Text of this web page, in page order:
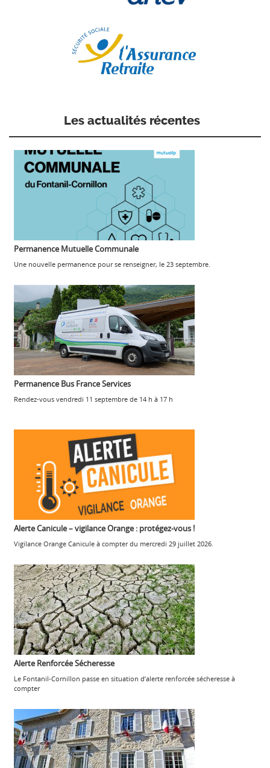
Les actualités récentes
Permanence Mutuelle Communale
Une nouvelle permanence pour se renseigner, le 23 septembre.
Permanence Bus France Services
Rendez-vous vendredi 11 septembre de 14 h à 17 h
Alerte Canicule – vigilance Orange : protégez-vous !
Vigilance Orange Canicule à compter du mercredi 29 juillet 2026.
Alerte Renforcée Sécheresse
Le Fontanil-Cornillon passe en situation d’alerte renforcée sécheresse à
compter